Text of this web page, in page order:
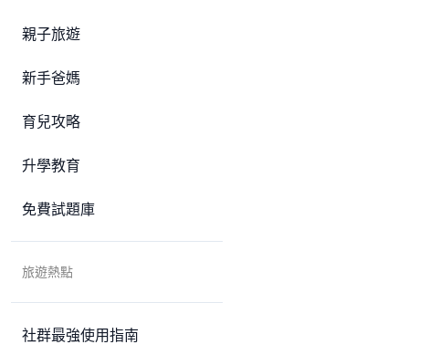
親子旅遊
新手爸媽
育兒攻略
升學教育
免費試題庫
旅遊熱點
社群最強使用指南